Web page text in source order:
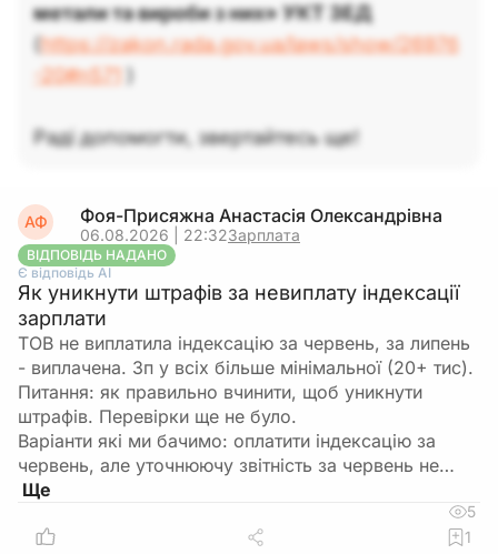
метали та вироби з них» УКТ ЗЕД
(https://zakon.rada.gov.ua/laws/show/2697б
-20#n571
Раді допомогти, звертайтесь ще!
АФ Фоя-Присяжна Анастасія Олександрівна
06.08.2026 | 22:32Зарплата
ВІДПОВІДЬ НАДАНО
Є відповідь АІ
Як уникнути штрафів за невиплату індексації
зарплати
ТОВ не виплатила індексацію за червень, за липень
- виплачена. Зп у всіх більше мінімальної (20+ тис).
Питання: як правильно вчинити, щоб уникнути
штрафів. Перевірки ще не було.
Варіанти які ми бачимо: оплатити індексацію за
червень, але уточнюючу звітність за червень не…
5
1